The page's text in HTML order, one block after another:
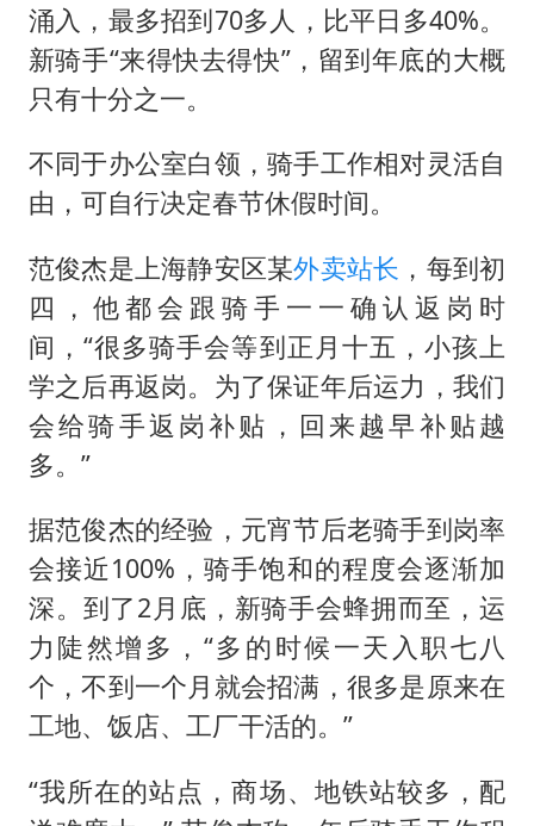
黄金牛市回来了吗
酒店花洒现排泄物住客索赔遭拒
涌入，最多招到70多人，比平日多40%。
新骑手“来得快去得快”，留到年底的大概
只有十分之一。
不同于办公室白领，骑手工作相对灵活自
由，可自行决定春节休假时间。
范俊杰是上海静安区某外卖站长 ，每到初
四，他都会跟骑手一一确认返岗时
间，“很多骑手会等到正月十五，小孩上
学之后再返岗。为了保证年后运力，我们
会给骑手返岗补贴，回来越早补贴越
多。”
据范俊杰的经验，元宵节后老骑手到岗率
会接近100%，骑手饱和的程度会逐渐加
深。到了2月底，新骑手会蜂拥而至，运
力陡然增多，“多的时候一天入职七八
个，不到一个月就会招满，很多是原来在
工地、饭店、工厂干活的。”
“我所在的站点，商场、地铁站较多，配